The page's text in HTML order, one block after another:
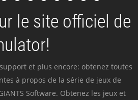
le site officiel de
et plus encore: obtenez toutes
à propos de la série de jeux de
Software. Obtenez les jeux et